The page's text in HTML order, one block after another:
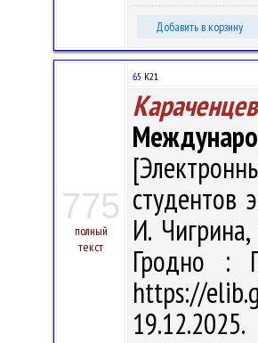
Добавить в корзину
775
полный
текст
65 К21
студентов
И.
Гродно :
https://
19.12.2025.